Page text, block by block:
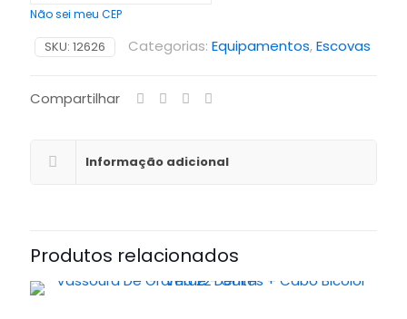
Não sei meu CEP
SKU: 12626 Categorias: Equipamentos,Escovas
Compartilhar
Informação adicional
Produtos relacionados